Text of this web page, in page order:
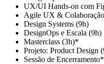
UX/UI Hands-on com
Agile UX &
Design Systems (9h)
DesignOps e Escala (9h)
Masterclass (3h)*
Projeto: Product Design
Sessão de